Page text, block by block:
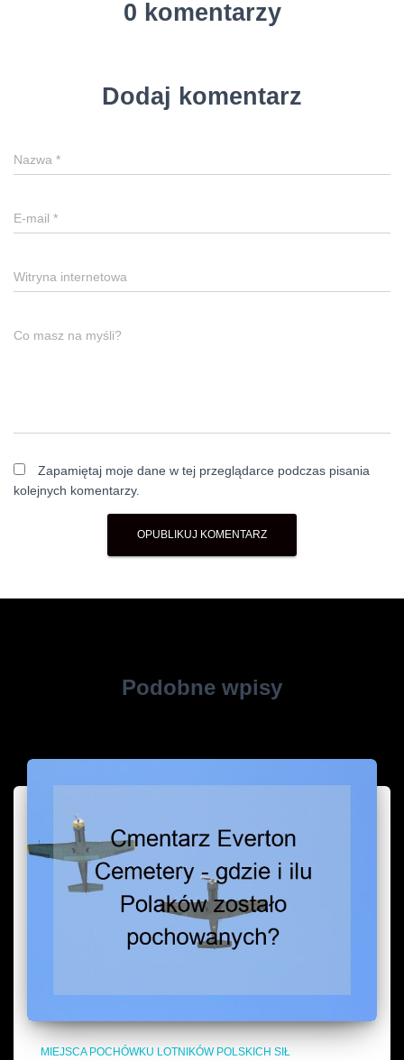
0 komentarzy
Dodaj komentarz
Nazwa *
E-mail *
Witryna internetowa
Co masz na myśli?
Zapamiętaj moje dane w tej przeglądarce podczas pisania
kolejnych komentarzy.
Podobne wpisy
MIEJSCA POCHÓWKU LOTNIKÓW POLSKICH SIŁ